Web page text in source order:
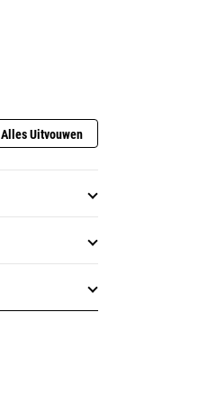
Alles Uitvouwen